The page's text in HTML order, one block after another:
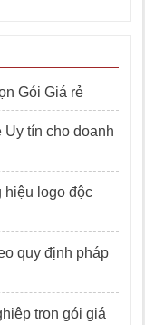
Gói Giá rẻ
Uy tín cho doanh
hiệu logo độc
quy định pháp
trọn gói giá